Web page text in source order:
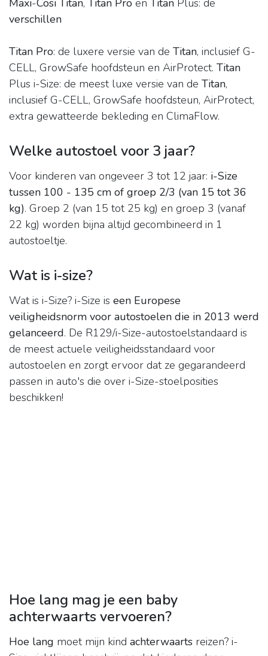
Maxi-Cosi Titan, Titan Pro en Titan Plus: de
verschillen
Titan Pro: de luxere versie van de Titan, inclusief G-
CELL, GrowSafe hoofdsteun en AirProtect. Titan
Plus i-Size: de meest luxe versie van de Titan,
inclusief G-CELL, GrowSafe hoofdsteun, AirProtect,
extra gewatteerde bekleding en ClimaFlow.
Welke autostoel voor 3 jaar?
Voor kinderen van ongeveer 3 tot 12 jaar: i-Size
tussen 100 - 135 cm of groep 2/3 (van 15 tot 36
kg). Groep 2 (van 15 tot 25 kg) en groep 3 (vanaf
22 kg) worden bijna altijd gecombineerd in 1
autostoeltje.
Wat is i-size?
Wat is i-Size? i-Size is een Europese
veiligheidsnorm voor autostoelen die in 2013 werd
gelanceerd. De R129/i-Size-autostoelstandaard is
de meest actuele veiligheidsstandaard voor
autostoelen en zorgt ervoor dat ze gegarandeerd
passen in auto's die over i-Size-stoelposities
beschikken!
Hoe lang mag je een baby
achterwaarts vervoeren?
Hoe lang moet mijn kind achterwaarts reizen? i-